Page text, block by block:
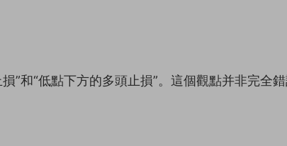
”和“低點下方的多頭止損”。這個觀點并非完全